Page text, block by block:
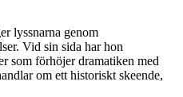
lyssnarna genom
Vid sin sida har hon
som förhöjer dramatiken med
om ett historiskt skeende,